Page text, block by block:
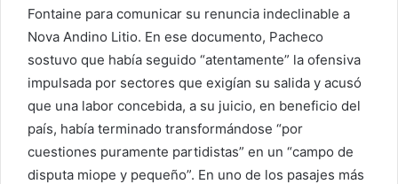
Fontaine para comunicar su renuncia indeclinable a
Nova Andino Litio. En ese documento, Pacheco
sostuvo que había seguido “atentamente” la ofensiva
impulsada por sectores que exigían su salida y acusó
que una labor concebida, a su juicio, en beneficio del
país, había terminado transformándose “por
cuestiones puramente partidistas” en un “campo de
disputa miope y pequeño”. En uno de los pasajes más